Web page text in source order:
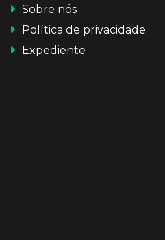
Sobre nós
Política de privacidade
Expediente